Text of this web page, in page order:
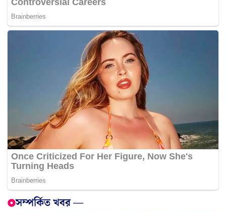
সম্পর্কিত খবর —